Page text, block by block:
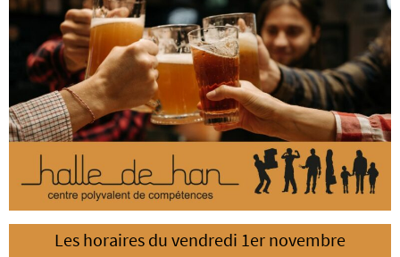
Les horaires du vendredi 1er novembre